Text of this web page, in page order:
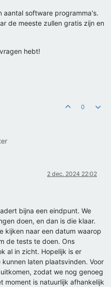
software programma's.
de meeste zullen gratis zijn en
hebt!
0
2 dec. 2024 22:02
bijna een eindpunt. We
doen, en dan is die klaar.
kijken naar een datum waarop
de tests te doen. Ons
al in zicht. Hopelijk is er
laten plaatsvinden. Voor
zodat we nog genoeg
moment is natuurlijk afhankelijk